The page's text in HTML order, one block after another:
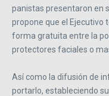
panistas presentaron en
propone que el Ejecutivo
forma gratuita entre la
protectores faciales o
Así como la difusión de
portarlo, estableciendo